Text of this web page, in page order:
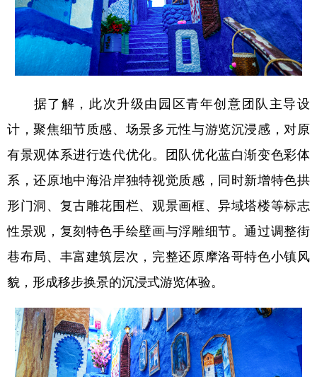
地方频道
北京 天津 河北 山西
浙江 安徽 福建 江西
山东 河南 湖北 湖南
广东 广西 海南 重庆
四川 贵州 云南 西藏
陕西 甘肃 青海 宁夏
多语种频道
English Español Français
据了解，此次升级由园区青年创意团队主导设
计，聚焦细节质感、场景多元性与游览沉浸感，对原
有景观体系进行迭代优化。团队优化蓝白渐变色彩体
系，还原地中海沿岸独特视觉质感，同时新增特色拱
形门洞、复古雕花围栏、观景画框、异域塔楼等标志
性景观，复刻特色手绘壁画与浮雕细节。通过调整街
巷布局、丰富建筑层次，完整还原摩洛哥特色小镇风
貌，形成移步换景的沉浸式游览体验。